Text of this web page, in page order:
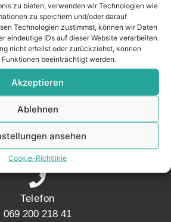
zu bieten, verwenden wir Technologien wie
zu speichern und/oder darauf
Technologien zustimmst, können wir Daten
eindeutige IDs auf dieser Website verarbeiten.
nicht erteilst oder zurückziehst, können
beeinträchtigt werden.
Akzeptieren
Ablehnen
ansehen
Cookie-Richtlinie
Adresse
Immobilien Speicherstraße 5
60327 Frankfurt
Telefon
069 200 218 41